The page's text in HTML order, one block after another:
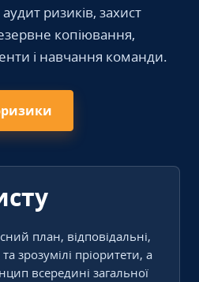
ризиків, захист
копіювання,
і навчання команди.
план, відповідальні,
зрозумілі пріоритети, а
всередині загальної